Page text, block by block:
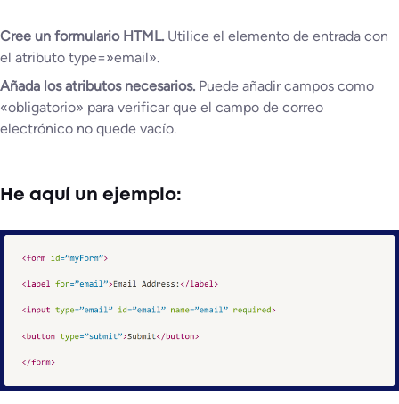
Cree un formulario HTML. Utilice el elemento de entrada con
el atributo type=»email».
Añada los atributos necesarios. Puede añadir campos como
«obligatorio» para verificar que el campo de correo
electrónico no quede vacío.
He aquí un ejemplo: